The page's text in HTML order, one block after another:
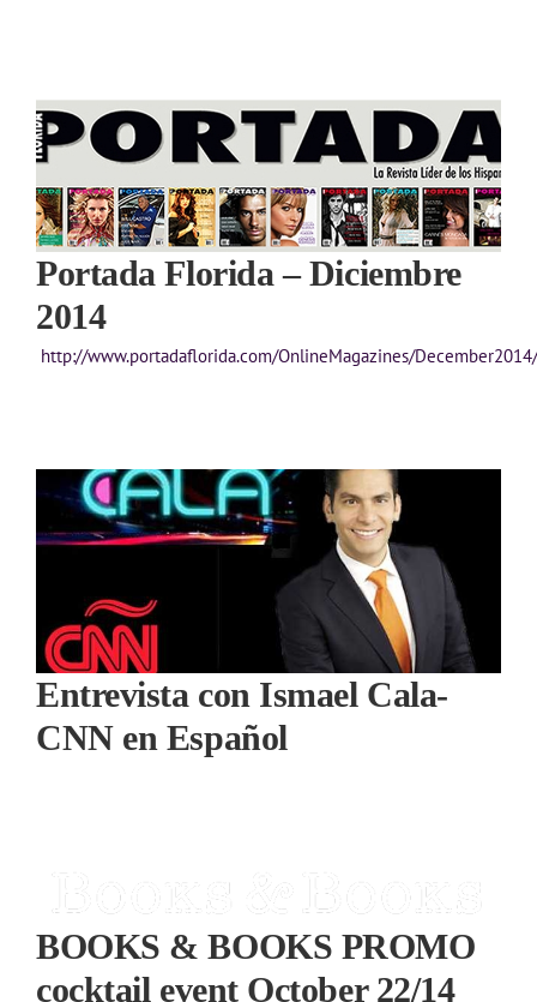
Portada Florida – Diciembre
2014
http://www.portadaflorida.com/OnlineMagazines/
Entrevista con Ismael Cala-
CNN en Español
BOOKS & BOOKS PROMO
cocktail event October 22/14